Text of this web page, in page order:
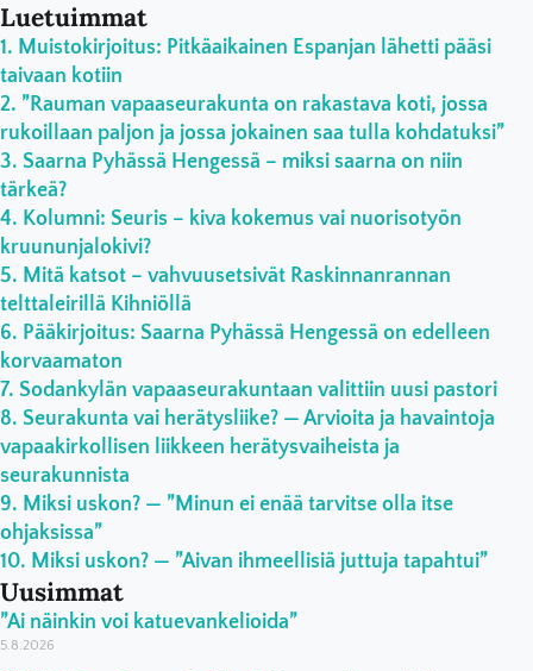
Luetuimmat
Muistokirjoitus: Pitkäaikainen Espanjan lähetti pääsi
taivaan kotiin
”Rauman vapaaseurakunta on rakastava koti, jossa
rukoillaan paljon ja jossa jokainen saa tulla kohdatuksi”
Saarna Pyhässä Hengessä – miksi saarna on niin
tärkeä?
Kolumni: Seuris – kiva kokemus vai nuorisotyön
kruununjalokivi?
Mitä katsot – vahvuusetsivät Raskinnanrannan
telttaleirillä Kihniöllä
Pääkirjoitus: Saarna Pyhässä Hengessä on edelleen
korvaamaton
Sodankylän vapaaseurakuntaan valittiin uusi pastori
Seurakunta vai herätysliike? — Arvioita ja havaintoja
vapaakirkollisen liikkeen herätysvaiheista ja
seurakunnista
Miksi uskon? — ”Minun ei enää tarvitse olla itse
ohjaksissa”
Miksi uskon? — ”Aivan ihmeellisiä juttuja tapahtui”
Uusimmat
”Ai näinkin voi katuevankelioida”
5.8.2026